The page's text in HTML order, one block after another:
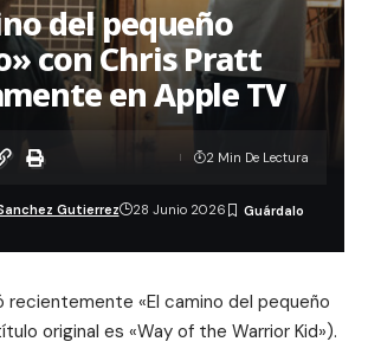
del pequeño
con Chris Pratt
en Apple TV
Gutierrez 28 Junio 2026
2 Min De Lectura
recientemente «El camino del pequeño
original es «Way of the Warrior Kid»).